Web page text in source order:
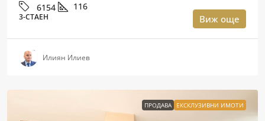
6154 116
3-СТАЕН Виж още
Илиян Илиев
ПРОДАВА ЕКСКЛУЗИВНИ ИМОТИ